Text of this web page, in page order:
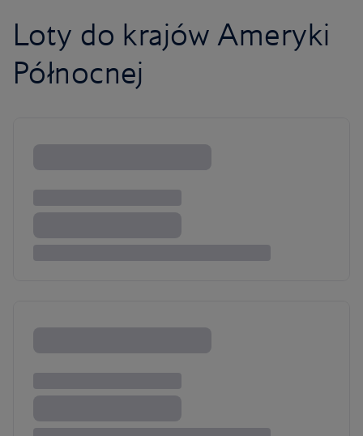
Loty do krajów Ameryki
Północnej